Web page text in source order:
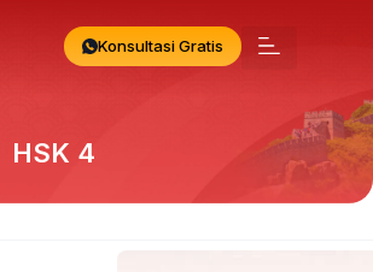
Konsultasi Gratis
HSK 4